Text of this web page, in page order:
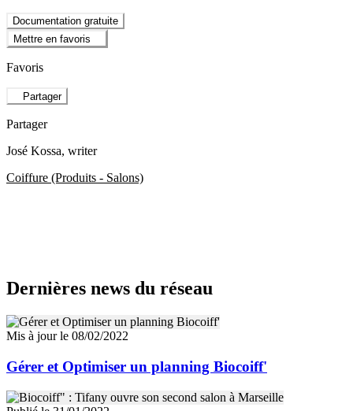
Documentation gratuite
Mettre en favoris
Favoris
Partager
Partager
José Kossa, writer
Coiffure (Produits - Salons)
Dernières news du réseau
Mis à jour le 08/02/2022
Gérer et Optimiser un planning Biocoiff'